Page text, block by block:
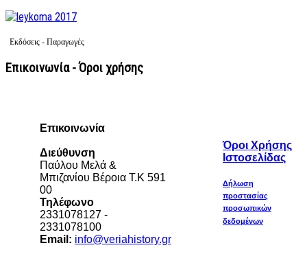
Εκδόσεις - Παραγωγές
Επικοινωνία - Όροι χρήσης
Επικοινωνία
Διεύθυνση
Παύλου Μελά &
Μπιζανίου Βέροια Τ.Κ 591
00
Τηλέφωνο
2331078127 -
2331078100
Email: info@veriahistory.gr
Όροι Χρήσης
Ιστοσελίδας
Δήλωση
προστασίας
προσωπικών
δεδομένων